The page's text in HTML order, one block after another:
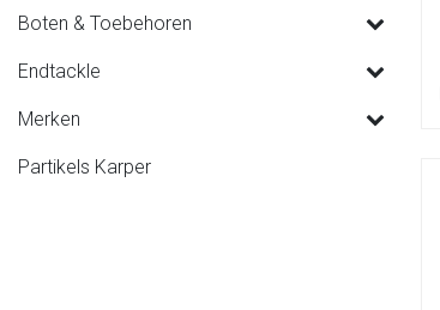
Boten & Toebehoren
Endtackle
Merken
Partikels Karper